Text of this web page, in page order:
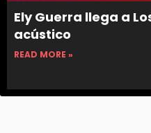
Ely Guerra llega a
acústico
READ MORE »